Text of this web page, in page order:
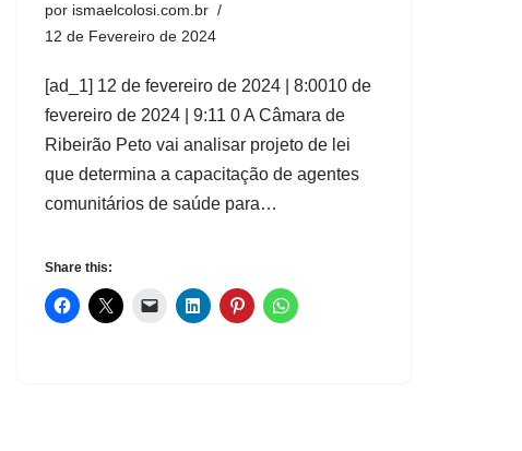
por ismaelcolosi.com.br
12 de Fevereiro de 2024
[ad_1] 12 de fevereiro de 2024 | 8:0010 de
fevereiro de 2024 | 9:11 0 A Câmara de
Ribeirão Peto vai analisar projeto de lei
que determina a capacitação de agentes
comunitários de saúde para…
Share this: